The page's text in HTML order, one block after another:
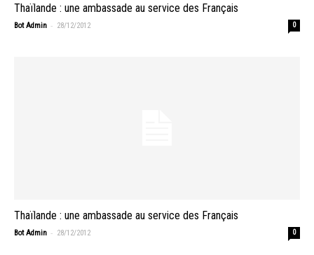
Thaïlande : une ambassade au service des Français
Bot Admin - 28/12/2012 0
Thaïlande : une ambassade au service des Français
Bot Admin - 28/12/2012 0